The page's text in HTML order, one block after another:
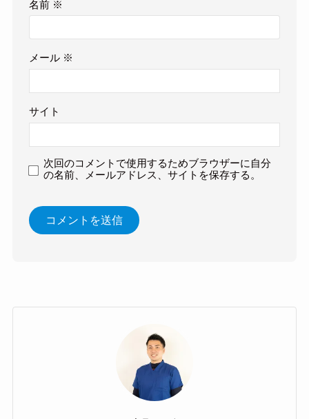
名前 ※
メール ※
サイト
次回のコメントで使用するためブラウザーに自分
の名前、メールアドレス、サイトを保存する。